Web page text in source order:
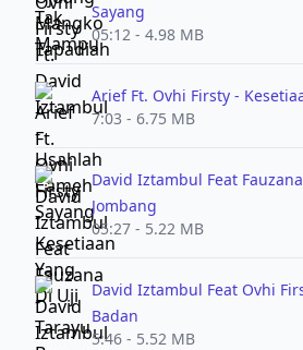
Sayang
05:12 - 4.98 MB
Arief Ft. Ovhi Firsty -
7:03 - 6.75 MB
David Iztambul Feat
Jombang
05:27 - 5.22 MB
David Iztambul Feat Ovhi
Badan
5:46 - 5.52 MB